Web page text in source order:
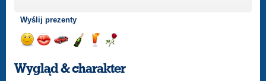
Wyślij prezenty
uśmiech
buziakasamochodem
szampana
drinka
różę
Wygląd & charakter